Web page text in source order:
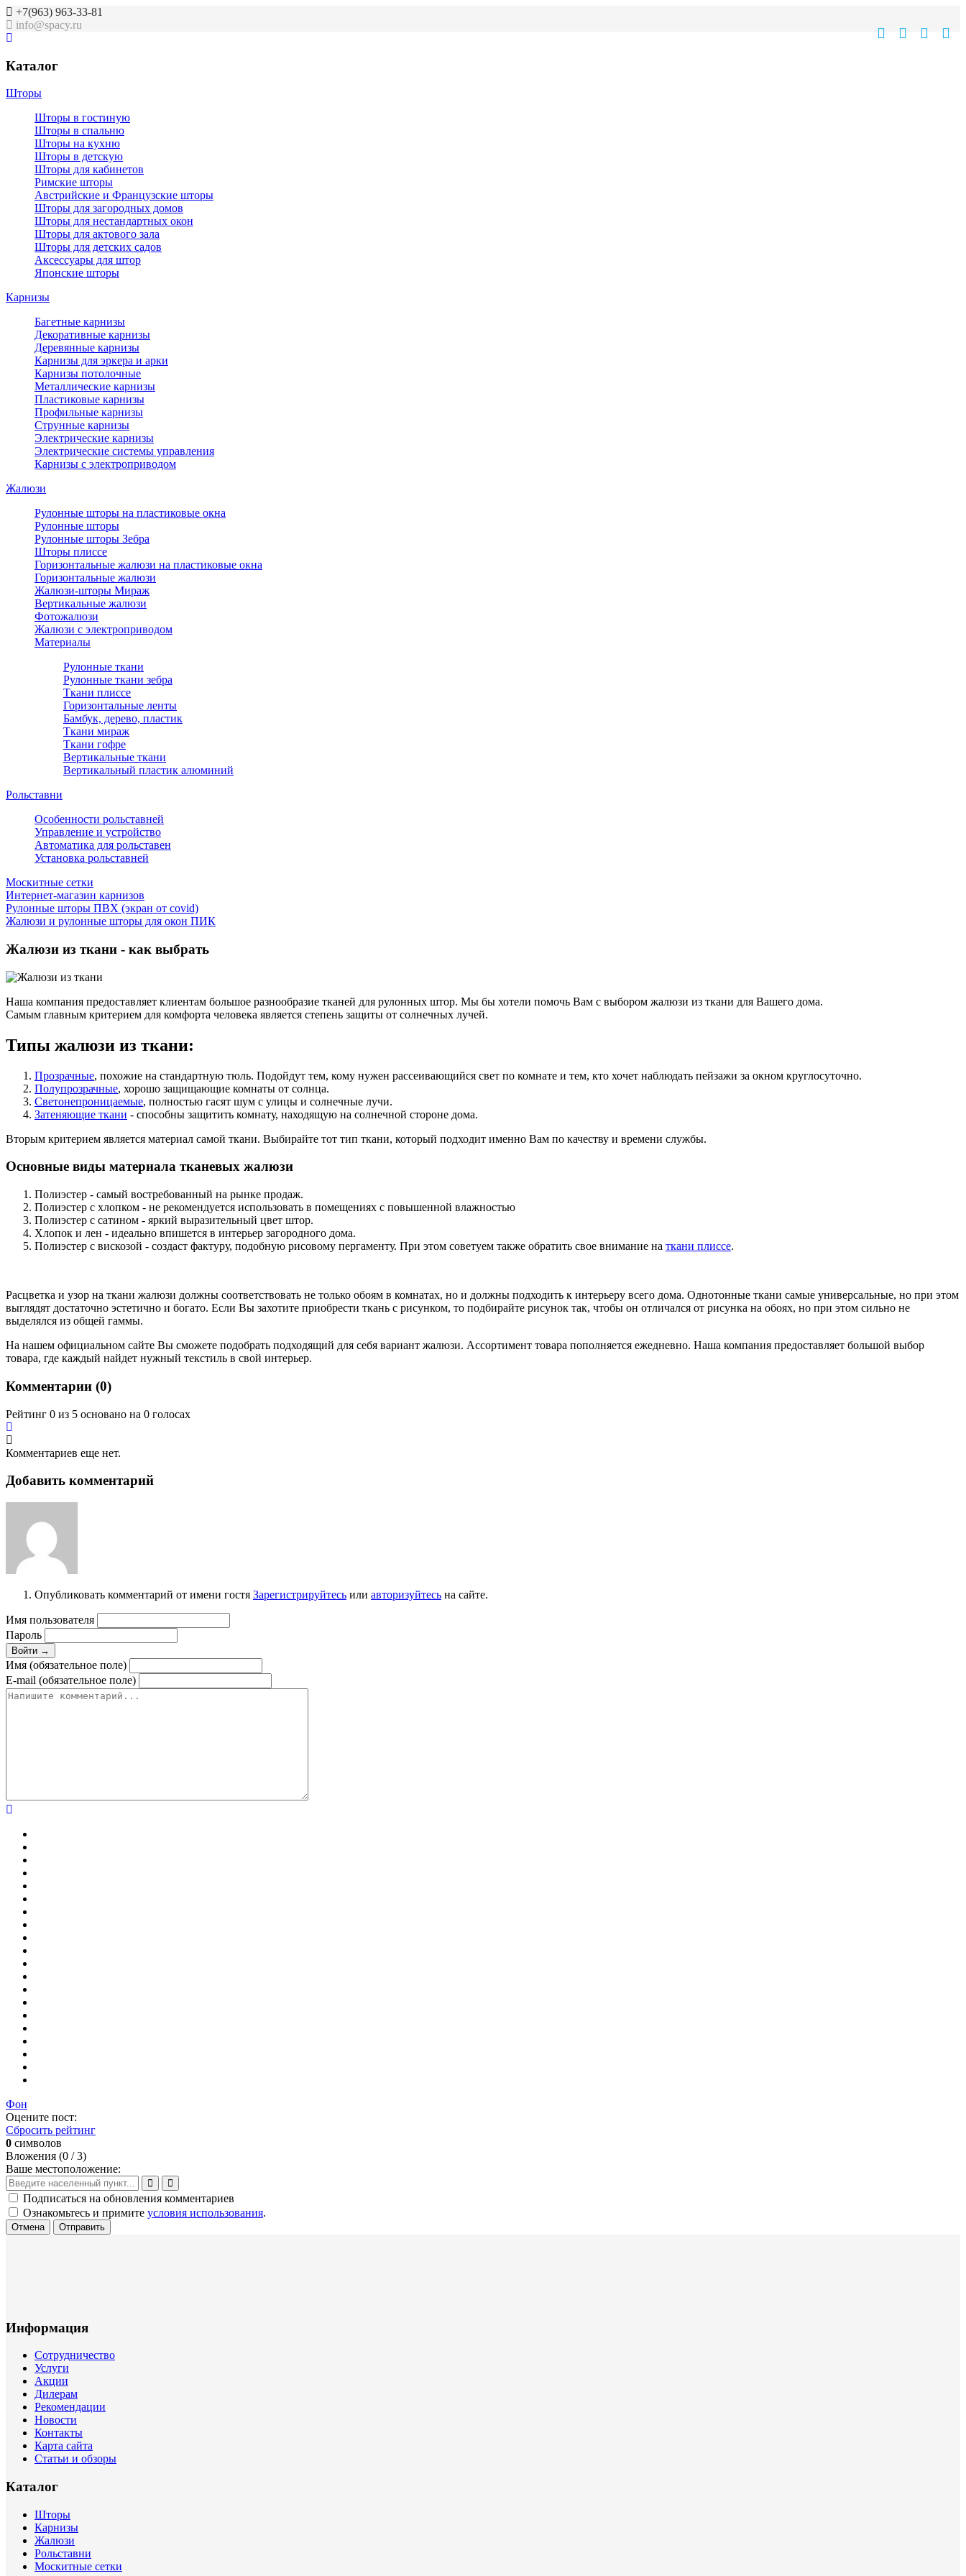
+7(963) 963-33-81
info@spacy.ru
Каталог
Шторы
Шторы в гостиную
Шторы в спальню
Шторы на кухню
Шторы в детскую
Шторы для кабинетов
Римские шторы
Австрийские и Французские шторы
Шторы для загородных домов
Шторы для нестандартных окон
Шторы для актового зала
Шторы для детских садов
Аксессуары для штор
Японские шторы
Карнизы
Багетные карнизы
Декоративные карнизы
Деревянные карнизы
Карнизы для эркера и арки
Карнизы потолочные
Металлические карнизы
Пластиковые карнизы
Профильные карнизы
Струнные карнизы
Электрические карнизы
Электрические системы управления
Карнизы с электроприводом
Жалюзи
Рулонные шторы на пластиковые окна
Рулонные шторы
Рулонные шторы Зебра
Шторы плиссе
Горизонтальные жалюзи на пластиковые окна
Горизонтальные жалюзи
Жалюзи-шторы Мираж
Вертикальные жалюзи
Фотожалюзи
Жалюзи с электроприводом
Материалы
Рулонные ткани
Рулонные ткани зебра
Ткани плиссе
Горизонтальные ленты
Бамбук, дерево, пластик
Ткани мираж
Ткани гофре
Вертикальные ткани
Вертикальный пластик алюминий
Рольставни
Особенности рольставней
Управление и устройство
Автоматика для рольставен
Установка рольставней
Москитные сетки
Интернет-магазин карнизов
Рулонные шторы ПВХ (экран от covid)
Жалюзи и рулонные шторы для окон ПИК
Жалюзи из ткани - как выбрать
Наша компания предоставляет клиентам большое разнообразие тканей для рулонных штор. Мы бы хотели помочь Вам с выбором жалюзи из ткани для Вашего дома.
Самым главным критерием для комфорта человека является степень защиты от солнечных лучей.
Типы жалюзи из ткани:
Прозрачные, похожие на стандартную тюль. Подойдут тем, кому нужен рассеивающийся свет по комнате и тем, кто хочет наблюдать пейзажи за окном круглосуточно.
Полупрозрачные, хорошо защищающие комнаты от солнца.
Светонепроницаемые, полностью гасят шум с улицы и солнечные лучи.
Затеняющие ткани - способны защитить комнату, находящую на солнечной стороне дома.
Вторым критерием является материал самой ткани. Выбирайте тот тип ткани, который подходит именно Вам по качеству и времени службы.
Основные виды материала тканевых жалюзи
Полиэстер - самый востребованный на рынке продаж.
Полиэстер с хлопком - не рекомендуется использовать в помещениях с повышенной влажностью
Полиэстер с сатином - яркий выразительный цвет штор.
Хлопок и лен - идеально впишется в интерьер загородного дома.
Полиэстер с вискозой - создаст фактуру, подобную рисовому пергаменту. При этом советуем также обратить свое внимание на ткани плиссе.
Расцветка и узор на ткани жалюзи должны соответствовать не только обоям в комнатах, но и должны подходить к интерьеру всего дома. Однотонные ткани самые универсальные, но при этом
выглядят достаточно эстетично и богато. Если Вы захотите приобрести ткань с рисунком, то подбирайте рисунок так, чтобы он отличался от рисунка на обоях, но при этом сильно не
выделялся из общей гаммы.
На нашем официальном сайте Вы сможете подобрать подходящий для себя вариант жалюзи. Ассортимент товара пополняется ежедневно. Наша компания предоставляет большой выбор
товара, где каждый найдет нужный текстиль в свой интерьер.
Комментарии (0)
Рейтинг 0 из 5 основано на 0 голосах
Комментариев еще нет.
Добавить комментарий
Опубликовать комментарий от имени гостя Зарегистрируйтесь или авторизуйтесь на сайте.
Имя пользователя
Пароль
Войти →
Имя (обязательное поле)
E-mail (обязательное поле)
Фон
Оцените пост:
Сбросить рейтинг
0 символов
Вложения (0 / 3)
Ваше местоположение:
Подписаться на обновления комментариев
Ознакомьтесь и примите условия использования.
Отмена Отправить
Информация
Сотрудничество
Услуги
Акции
Дилерам
Рекомендации
Новости
Контакты
Карта сайта
Статьи и обзоры
Каталог
Шторы
Карнизы
Жалюзи
Рольставни
Москитные сетки